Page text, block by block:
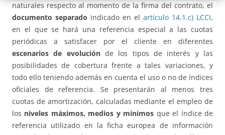
naturales respecto al momento de la firma del contrato, el
documento separado indicado en el artículo 14.1.c) LCCI,
en el que se hará una referencia especial a las cuotas
periódicas a satisfacer por el cliente en diferentes
escenarios de evoluciónde los tipos de interés y las
posibilidades de cobertura frente a tales variaciones, y
todo ello teniendo además en cuenta el uso o no de índices
oficiales de referencia. Se presentarán al menos tres
cuotas de amortización, calculadas mediante el empleo de
los niveles máximos, medios y mínimos que el índice de
referencia utilizado en la ficha europea de información